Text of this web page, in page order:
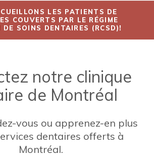
LES PATIENTS DE
COUVERTS PAR LE RÉGIME
DE SOINS DENTAIRES (RCSD)!
notre clinique
de Montréal
vous ou apprenez-en plus
dentaires offerts à
Montréal.